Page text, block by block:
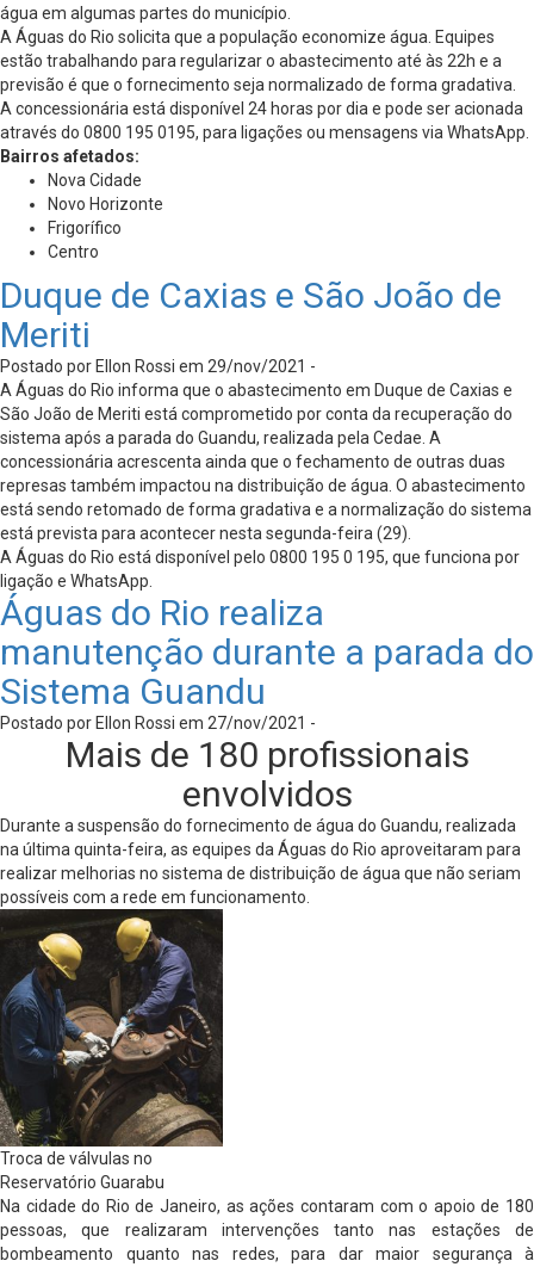
água em algumas partes do município.
A Águas do Rio solicita que a população economize água. Equipes
estão trabalhando para regularizar o abastecimento até às 22h e a
previsão é que o fornecimento seja normalizado de forma gradativa.
A concessionária está disponível 24 horas por dia e pode ser acionada
através do 0800 195 0195, para ligações ou mensagens via WhatsApp.
Bairros afetados:
Nova Cidade
Novo Horizonte
Frigorífico
Centro
Duque de Caxias e São João de
Meriti
Postado por Ellon Rossi em 29/nov/2021 -
A Águas do Rio informa que o abastecimento em Duque de Caxias e
São João de Meriti está comprometido por conta da recuperação do
sistema após a parada do Guandu, realizada pela Cedae. A
concessionária acrescenta ainda que o fechamento de outras duas
represas também impactou na distribuição de água. O abastecimento
está sendo retomado de forma gradativa e a normalização do sistema
está prevista para acontecer nesta segunda-feira (29).
A Águas do Rio está disponível pelo 0800 195 0 195, que funciona por
ligação e WhatsApp.
Águas do Rio realiza
manutenção durante a parada do
Sistema Guandu
Postado por Ellon Rossi em 27/nov/2021 -
Mais de 180 profissionais
envolvidos
Durante a suspensão do fornecimento de água do Guandu, realizada
na última quinta-feira, as equipes da Águas do Rio aproveitaram para
realizar melhorias no sistema de distribuição de água que não seriam
possíveis com a rede em funcionamento.
Troca de válvulas no
Reservatório Guarabu
Na cidade do Rio de Janeiro, as ações contaram com o apoio de 180
pessoas, que realizaram intervenções tanto nas estações de
bombeamento quanto nas redes, para dar maior segurança à